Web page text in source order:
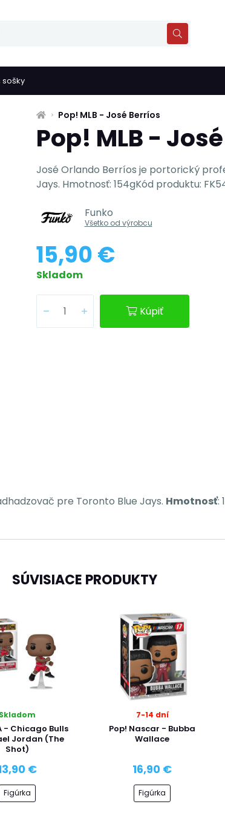
sošky
Pop! MLB - José Berríos
Pop! MLB -
José Orlando Berríos je portorický
Jays. Hmotnosť: 154gKód produktu:
Funko
Všetko od výrobcu
15,90 €
Skladom
Kúpiť
pre Toronto Blue Jays. Hmotnosť:
SÚVISIACE PRODUKTY
Skladom
- Chicago Bulls
Jordan (The
Shot)
€
Figúrka
7-14 dní
Pop! Nascar - Bubba
Wallace
16,90 €
Figúrka